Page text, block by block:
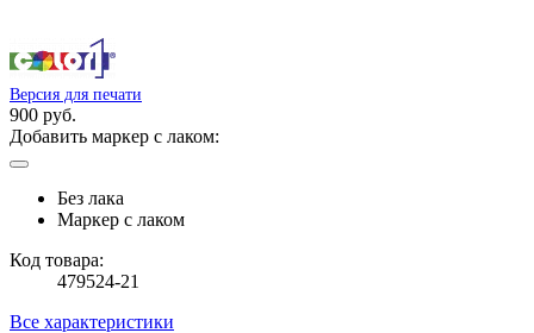
Версия для печати
900 руб.
Добавить маркер с лаком:
Без лака
Маркер с лаком
Код товара:
479524-21
Все характеристики